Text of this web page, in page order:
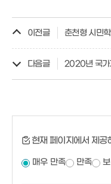
이전글 춘천형 시민
다음글
현재 페이지에서 제공
매우 만족 만족